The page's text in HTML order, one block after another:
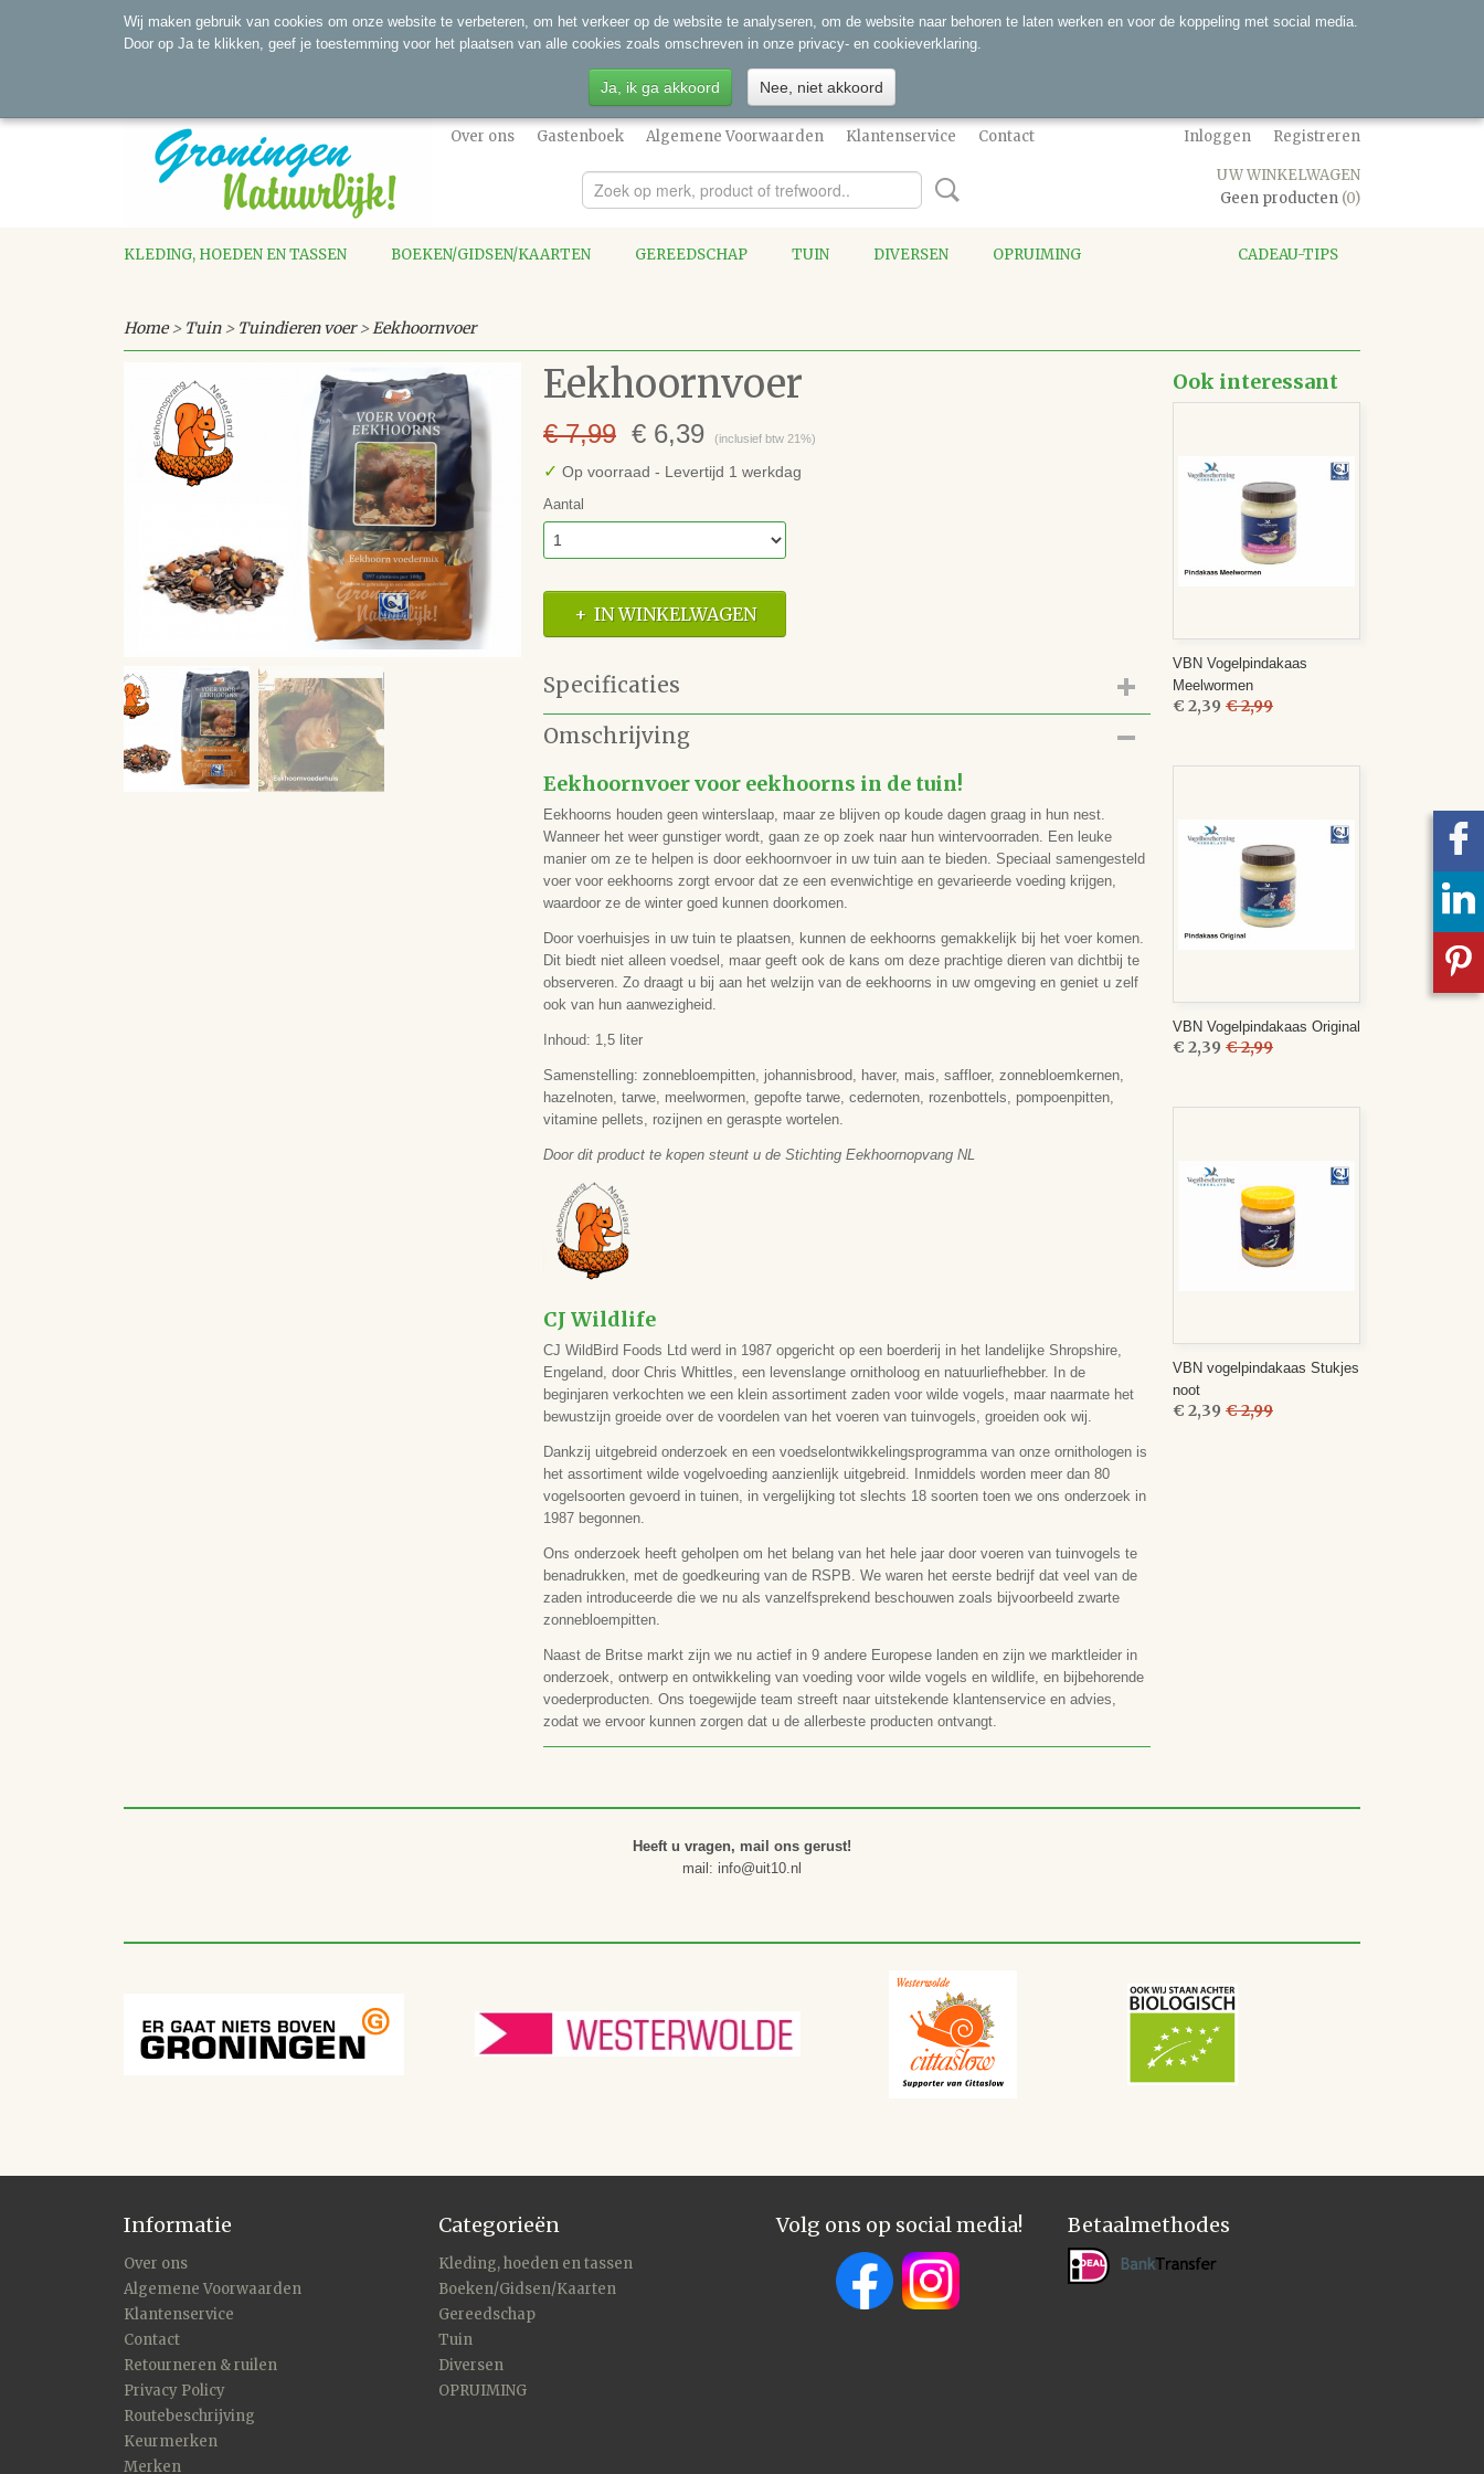
Over ons Gastenboek Algemene Voorwaarden Klantenservice Contact Inloggen Registreren
UW WINKELWAGEN
Geen producten (0)
CADEAU-TIPS
KLEDING, HOEDEN EN TASSEN BOEKEN/GIDSEN/KAARTEN GEREEDSCHAP TUIN DIVERSEN OPRUIMING
Home> Tuin> Tuindieren voer>Eekhoornvoer
Eekhoornvoer
€ 7,99 € 6,39 (inclusief btw 21%)
✓ Op voorraad - Levertijd 1 werkdag
Aantal
IN WINKELWAGEN
Specificaties
Productcode
EAN code
Omschrijving
Eekhoornvoer voor eekhoorns in de tuin!
Eekhoorns houden geen winterslaap, maar ze blijven op koude dagen graag in hun nest.
Wanneer het weer gunstiger wordt, gaan ze op zoek naar hun wintervoorraden. Een leuke
manier om ze te helpen is door eekhoornvoer in uw tuin aan te bieden. Speciaal samengesteld
voer voor eekhoorns zorgt ervoor dat ze een evenwichtige en gevarieerde voeding krijgen,
waardoor ze de winter goed kunnen doorkomen.
Door voerhuisjes in uw tuin te plaatsen, kunnen de eekhoorns gemakkelijk bij het voer komen.
Dit biedt niet alleen voedsel, maar geeft ook de kans om deze prachtige dieren van dichtbij te
observeren. Zo draagt u bij aan het welzijn van de eekhoorns in uw omgeving en geniet u zelf
ook van hun aanwezigheid.
Inhoud: 1,5 liter
Samenstelling: zonnebloempitten, johannisbrood, haver, mais, saffloer, zonnebloemkernen,
hazelnoten, tarwe, meelwormen, gepofte tarwe, cedernoten, rozenbottels, pompoenpitten,
vitamine pellets, rozijnen en geraspte wortelen.
Door dit product te kopen steunt u de Stichting Eekhoornopvang NL
CJ Wildlife
CJ WildBird Foods Ltd werd in 1987 opgericht op een boerderij in het landelijke Shropshire,
Engeland, door Chris Whittles, een levenslange ornitholoog en natuurliefhebber. In de
beginjaren verkochten we een klein assortiment zaden voor wilde vogels, maar naarmate het
bewustzijn groeide over de voordelen van het voeren van tuinvogels, groeiden ook wij.
Dankzij uitgebreid onderzoek en een voedselontwikkelingsprogramma van onze ornithologen is
het assortiment wilde vogelvoeding aanzienlijk uitgebreid. Inmiddels worden meer dan 80
vogelsoorten gevoerd in tuinen, in vergelijking tot slechts 18 soorten toen we ons onderzoek in
1987 begonnen.
Ons onderzoek heeft geholpen om het belang van het hele jaar door voeren van tuinvogels te
benadrukken, met de goedkeuring van de RSPB. We waren het eerste bedrijf dat veel van de
zaden introduceerde die we nu als vanzelfsprekend beschouwen zoals bijvoorbeeld zwarte
zonnebloempitten.
Naast de Britse markt zijn we nu actief in 9 andere Europese landen en zijn we marktleider in
onderzoek, ontwerp en ontwikkeling van voeding voor wilde vogels en wildlife, en bijbehorende
voederproducten. Ons toegewijde team streeft naar uitstekende klantenservice en advies,
zodat we ervoor kunnen zorgen dat u de allerbeste producten ontvangt.
Ook interessant
VBN Vogelpindakaas
Meelwormen
€ 2,39 € 2,99
VBN Vogelpindakaas Original
€ 2,39 € 2,99
VBN vogelpindakaas Stukjes
noot
€ 2,39 € 2,99
Heeft u vragen, mail ons gerust!
mail: info@uit10.nl
Informatie
Over ons
Algemene Voorwaarden
Klantenservice
Contact
Retourneren & ruilen
Privacy Policy
Routebeschrijving
Keurmerken
Merken
Categorieën
Kleding, hoeden en tassen
Boeken/Gidsen/Kaarten
Gereedschap
Tuin
Diversen
OPRUIMING
Volg ons op social media! Betaalmethodes
Wij maken gebruik van cookies om onze website te verbeteren, om het verkeer op de website te analyseren, om de website naar behoren te laten werken en voor de koppeling met social media.
Door op Ja te klikken, geef je toestemming voor het plaatsen van alle cookies zoals omschreven in onze privacy- en cookieverklaring.
Ja, ik ga akkoord Nee, niet akkoord